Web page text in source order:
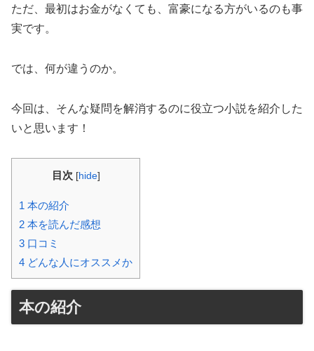
ただ、最初はお金がなくても、富豪になる方がいるのも事
実です。
では、何が違うのか。
今回は、そんな疑問を解消するのに役立つ小説を紹介した
いと思います！
目次 [hide]
1 本の紹介
2 本を読んだ感想
3 口コミ
4 どんな人にオススメか
本の紹介